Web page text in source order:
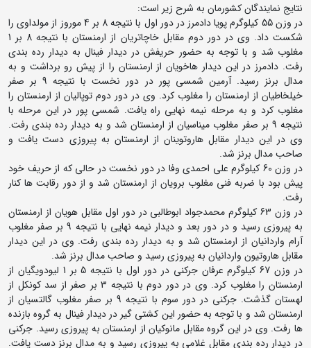
نتایج نمایندگان کشورمان به شرح زیر است:
در وزن 55 کیلوگرم پویا دادمرز در دور اول با نتیجه 8 بر 4 موروز از مولداوی را
شکست داد. وی در دور دوم مقابل خاچاتریان از ارمنستان با نتیجه 8 بر 1
مغلوب شد و با توجه به حضور حریفش در دیدار فینال به دیدار رده بندی
رفت. دادمرز در این دیدار هاخویان از ارمنستان را از پیش رو برداشت و به
مدال برنز رسید. آرمین شمسی پور در دور نخست با نتیجه 9 بر صفر
خیلخاطیان از ارمنستان را مغلوب کرد. وی در دور دوم توپالیان از ارمنستان را
مغلوب کرد و به مرحله نیمه نهایی راه یافت. شمسی پور در این مرحله با
نتیجه 9 بر صفر مغلوب میناسیان از ارمنستان شد و به دیدار رده بندی رفت.
وی در این دیدار مقابل هاروتوینان از ارمنستان به پیروزی دست یافت و
صاحب مدال برنز شد.
در وزن 60 کیلوگرم علی احمدی وفا در دور نخست در حالی که از حریف خود
پیش بود با ضربه فنی مغلوب برویان از ارمنستان شد و از دور رقابت ها کنار
رفت.
در وزن 63 کیلوگرم محمدجواد ابوطالبی در دور اول مقابل هویان از ارمنستان
به پیروزی رسید و در دور بعد و دیدار نیمه نهایی با نتیجه 9 بر صفر مغلوب
آرام واردانیان از ارمنستان شد و به دیدار رده بندی رفت. وی در این دیدار
مقابل هاروتیون واردانیان به پیروزی رسید و صاحب مدال برنز شد.
در وزن 67 کیلوگرم عرفان جرکنی در دور اول با نتیجه 5 بر 1 لیودویگیان از
ارمنستان را مغلوب کرد. وی در دور دوم با نتیجه 3 بر صفر از سد کونکل از
لهستان گذشت. جرکنی در دور سوم با نتیجه 9 بر صفر مغلوب گالتسیان از
ارمنستان شد و با توجه به حضور این کشتی گیر در دیدار فینال به گروه بازنده
ها رفت. وی در این گروه مقابل مانوکیان از ارمنستان به پیروزی رسید. جرکنی
در دیدار رده بندی مقابل غلامی به پیروزی رسید و به مدال برنز دست یافت.